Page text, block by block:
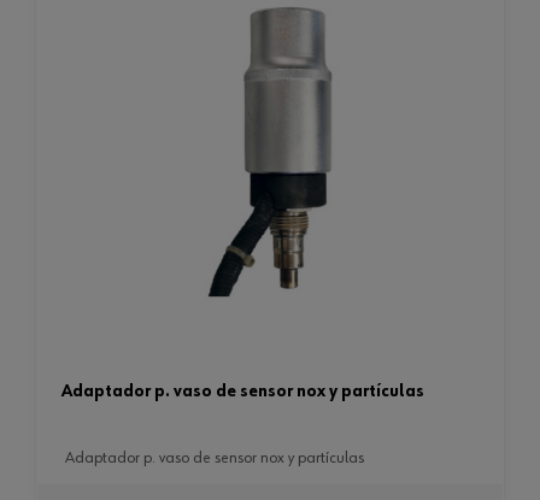
adaptador p. vaso de sensor nox y partículas
adaptador p. vaso de sensor nox y partículas